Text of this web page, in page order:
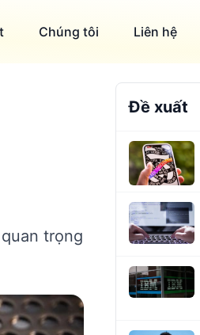
Chúng tôi Liên hệ
trọng
Đề xuất